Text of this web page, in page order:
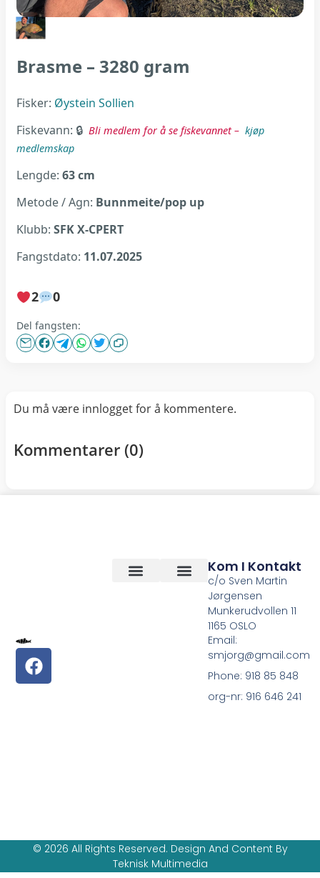
Brasme – 3280 gram
Fisker: Øystein Sollien
Fiskevann:
Bli medlem for å se fiskevannet – kjøp
medlemskap
Lengde: 63 cm
Metode / Agn: Bunnmeite/pop up
Klubb: SFK X-CPERT
Fangstdato: 11.07.2025
2 0
Del fangsten:
Du må være innlogget for å kommentere.
Kommentarer (0)
Kom I Kontakt
c/o Sven Martin
Jørgensen
Munkerudvollen 11
1165 OSLO
Email:
smjorg@gmail.com
Phone: 918 85 848
org-nr: 916 646 241
© 2026 All Rights Reserved. Design And Content By
Teknisk Multimedia